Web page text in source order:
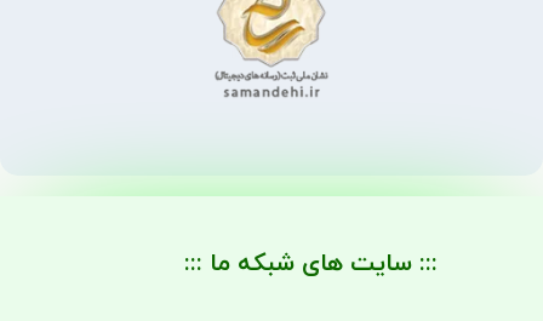
::: سایت های شبکه ما :::